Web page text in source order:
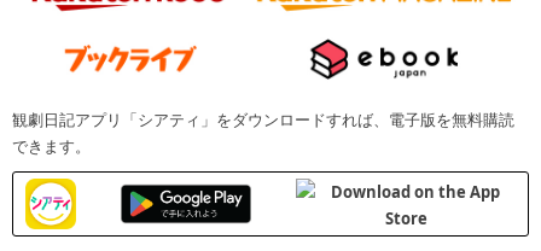
観劇日記アプリ「シアティ」をダウンロードすれば、電子版を無料購読
できます。